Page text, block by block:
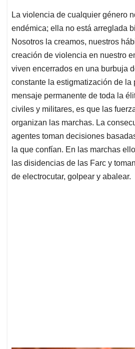
La violencia de cualquier género
endémica; ella no está arreglada
Nosotros la creamos, nuestros
creación de violencia en nuestro
viven encerrados en una burbuja
constante la estigmatización de la
mensaje permanente de toda la
civiles y militares, es que las
organizan las marchas. La
agentes toman decisiones
la que confían. En las marchas
las disidencias de las Farc y
de electrocutar, golpear y abalear.